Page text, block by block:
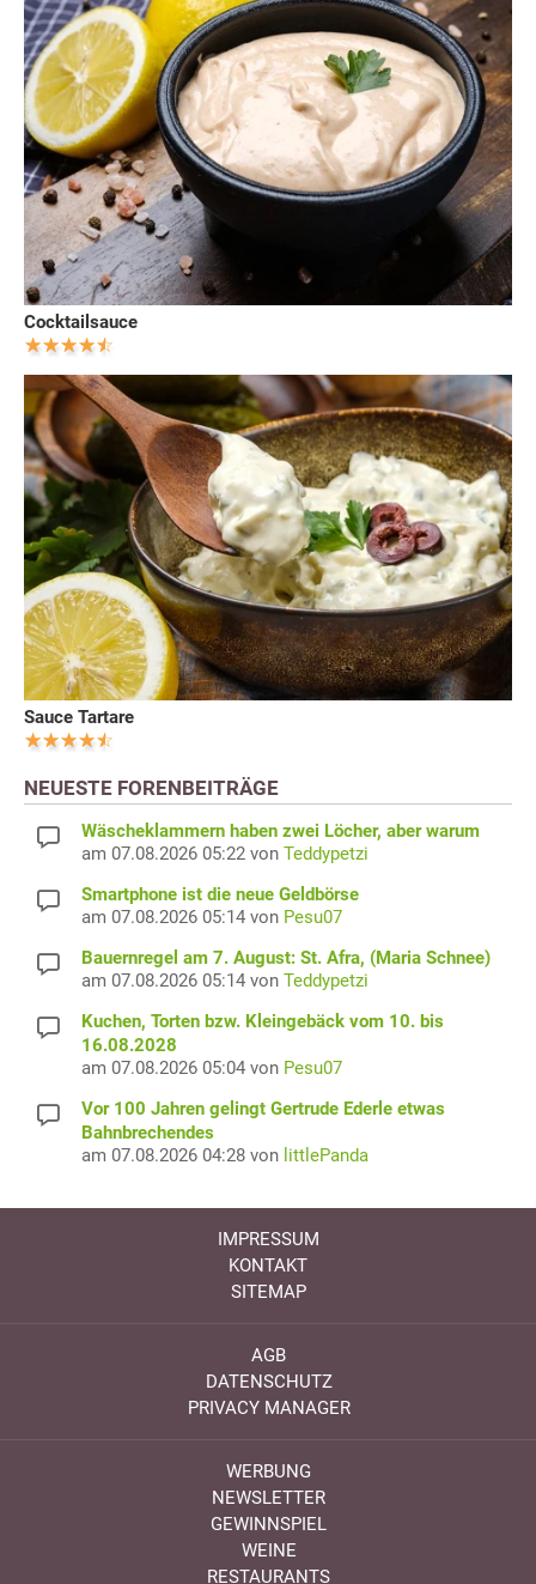
Cocktailsauce
Sauce Tartare
NEUESTE FORENBEITRÄGE
Wäscheklammern haben zwei Löcher, aber warum
am 07.08.2026 05:22 von Teddypetzi
Smartphone ist die neue Geldbörse
am 07.08.2026 05:14 von Pesu07
Bauernregel am 7. August: St. Afra, (Maria Schnee)
am 07.08.2026 05:14 von Teddypetzi
Kuchen, Torten bzw. Kleingebäck vom 10. bis
16.08.2028
am 07.08.2026 05:04 von Pesu07
Vor 100 Jahren gelingt Gertrude Ederle etwas
Bahnbrechendes
am 07.08.2026 04:28 von littlePanda
IMPRESSUM
KONTAKT
SITEMAP
AGB
DATENSCHUTZ
PRIVACY MANAGER
WERBUNG
NEWSLETTER
GEWINNSPIEL
WEINE
RESTAURANTS